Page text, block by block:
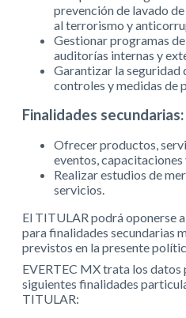
prevención de lavado
al terrorismo y
Gestionar programas
auditorías internas y
Garantizar la seguridad
controles y medidas de
Finalidades secundarias:
Ofrecer productos,
eventos, capacitaciones
Realizar estudios de
servicios.
El TITULAR podrá oponerse
para finalidades secundarias
previstos en la presente
EVERTEC MX trata los datos
siguientes finalidades
TITULAR: